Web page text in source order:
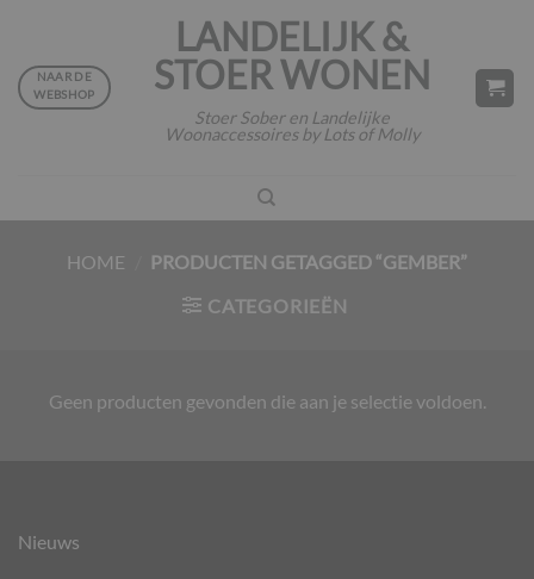
inhoud
LANDELIJK &
STOER WONEN
Stoer Sober en Landelijke
Woonaccessoires by Lots of Molly
NAAR DE
WEBSHOP
HOME
PRODUCTEN GETAGGED “GEMBER”
CATEGORIEËN
Geen producten gevonden die aan je selectie voldoen.
Nieuws